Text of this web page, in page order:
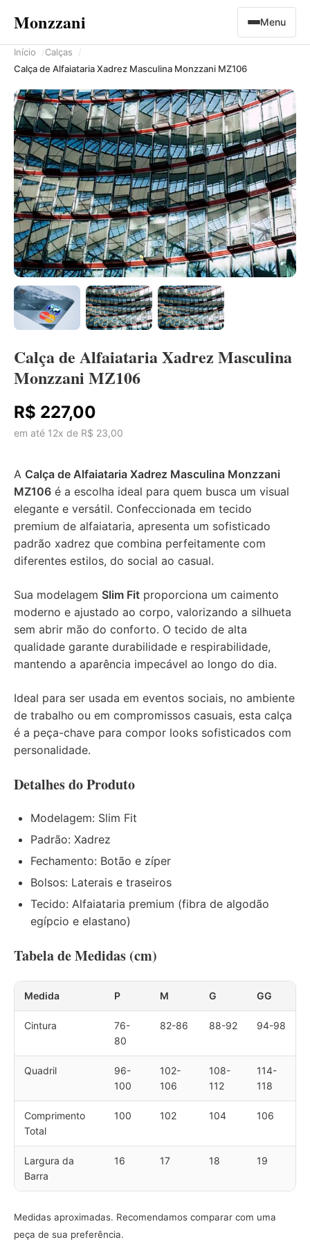
Monzzani Menu
Início
Calças
Calça de Alfaiataria Xadrez Masculina Monzzani MZ106
Calça de Alfaiataria Xadrez Masculina
Monzzani MZ106
R$ 227,00
em até 12x de R$ 23,00
A Calça de Alfaiataria Xadrez Masculina Monzzani
MZ106 é a escolha ideal para quem busca um visual
elegante e versátil. Confeccionada em tecido
premium de alfaiataria, apresenta um sofisticado
padrão xadrez que combina perfeitamente com
diferentes estilos, do social ao casual.
Sua modelagem Slim Fit proporciona um caimento
moderno e ajustado ao corpo, valorizando a silhueta
sem abrir mão do conforto. O tecido de alta
qualidade garante durabilidade e respirabilidade,
mantendo a aparência impecável ao longo do dia.
Ideal para ser usada em eventos sociais, no ambiente
de trabalho ou em compromissos casuais, esta calça
é a peça-chave para compor looks sofisticados com
personalidade.
Detalhes do Produto
Modelagem: Slim Fit
Padrão: Xadrez
Fechamento: Botão e zíper
Bolsos: Laterais e traseiros
Tecido: Alfaiataria premium (fibra de algodão
egípcio e elastano)
Tabela de Medidas (cm)
Medida P M G GG
Cintura
76-
80
82-86 88-92 94-98
Quadril
96-
100
102-
106
108-
112
114-
118
Comprimento
Total
100 102 104 106
Largura da
Barra
16 17 18 19
Medidas aproximadas. Recomendamos comparar com uma
peça de sua preferência.